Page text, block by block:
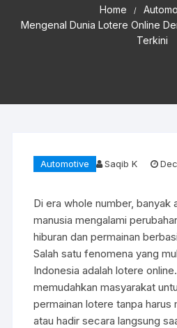
Home
Mengenal Dunia Lotere Online
Terkini
Automotive Saqib K
Di era whole number, banyak
manusia mengalami
hiburan dan permainan
Salah satu fenomena yang
Indonesia adalah lotere
memudahkan masyarakat
permainan lotere tanpa
atau hadir secara langsung